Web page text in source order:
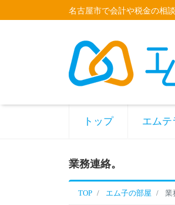
名古屋市で会計や税金の相
トップ エムテ
業務連絡。
TOP エム子の部屋 業